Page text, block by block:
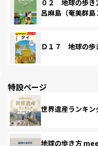
０２ 地球の歩
呂麻島（奄美群
Ｄ１７ 地球の
特設ページ
世界遺産ランキン
地球の歩き方